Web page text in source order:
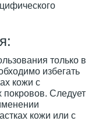
только в
избегать
кожи с
Следует
кожи или с